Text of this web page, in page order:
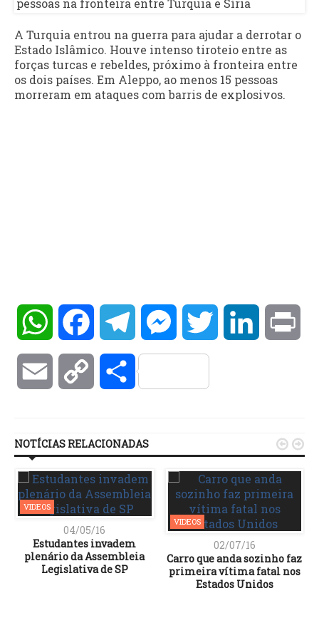
A Turquia entrou na guerra para ajudar a derrotar o
Estado Islâmico. Houve intenso tiroteio entre as
forças turcas e rebeldes, próximo à fronteira entre
os dois países. Em Aleppo, ao menos 15 pessoas
morreram em ataques com barris de explosivos.
WhatsAppFacebookTelegramMessengerTwitter LinkedIn
Email Copy Compartilhar
NOTÍCIAS RELACIONADAS
VIDEOS
04/05/16
Estudantes invadem
plenário da Assembleia
Legislativa de SP
VIDEOS
02/07/16
Carro que anda sozinho faz
primeira vítima fatal nos
Estados Unidos
 